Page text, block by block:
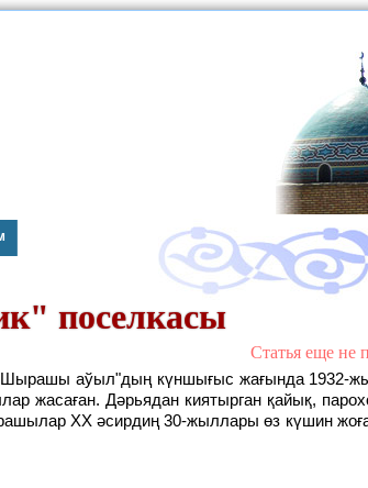
поселкасы
Статья еще не
жасаған. Дәрьядан киятырган қайық,
XX әсирдиң 30-жыллары өз күшин